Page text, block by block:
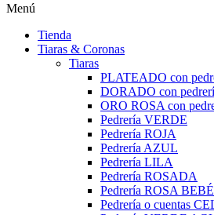
Menú
Tienda
Tiaras & Coronas
Tiaras
PLATEADO con
DORADO con
ORO ROSA con
Pedrería VERDE
Pedrería ROJA
Pedrería AZUL
Pedrería LILA
Pedrería ROSADA
Pedrería ROSA BEBÉ
Pedrería o cuentas